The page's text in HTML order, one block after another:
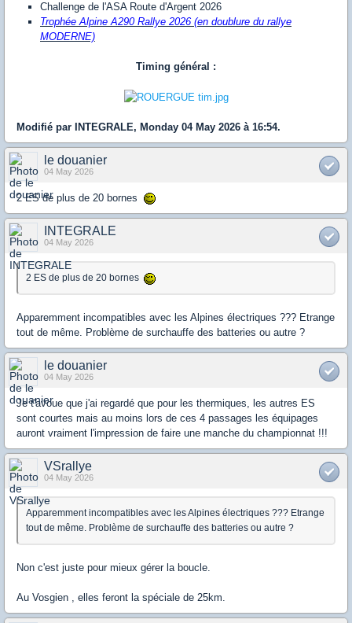
Challenge de l'ASA Route d'Argent 2026
Trophée Alpine A290 Rallye 2026 (en doublure du rallye
MODERNE)
Timing général :
Modifié par INTEGRALE, Monday 04 May 2026 à 16:54.
le douanier
04 May 2026
2 ES de plus de 20 bornes
INTEGRALE
04 May 2026
2 ES de plus de 20 bornes
Apparemment incompatibles avec les Alpines électriques ??? Etrange
tout de même. Problème de surchauffe des batteries ou autre ?
le douanier
04 May 2026
Je t'avoue que j'ai regardé que pour les thermiques, les autres ES
sont courtes mais au moins lors de ces 4 passages les équipages
auront vraiment l'impression de faire une manche du championnat !!!
VSrallye
04 May 2026
Apparemment incompatibles avec les Alpines électriques ??? Etrange
tout de même. Problème de surchauffe des batteries ou autre ?
Non c'est juste pour mieux gérer la boucle.
Au Vosgien , elles feront la spéciale de 25km.